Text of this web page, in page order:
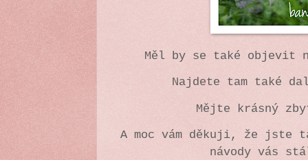
Měl by se také objevit
Najdete tam také
Mějte krásný
A moc vám děkuji, že jste
návody vás